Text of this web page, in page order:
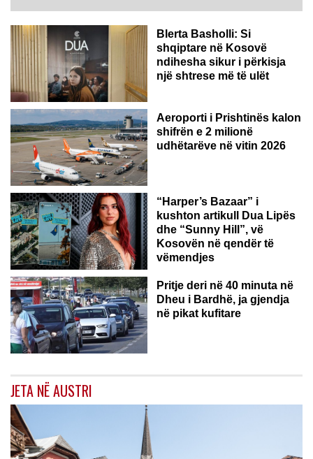
Blerta Basholli: Si
shqiptare në Kosovë
ndihesha sikur i përkisja
një shtrese më të ulët
Aeroporti i Prishtinës kalon
shifrën e 2 milionë
udhëtarëve në vitin 2026
“Harper’s Bazaar” i
kushton artikull Dua Lipës
dhe “Sunny Hill”, vë
Kosovën në qendër të
vëmendjes
Pritje deri në 40 minuta në
Dheu i Bardhë, ja gjendja
në pikat kufitare
JETA NË AUSTRI